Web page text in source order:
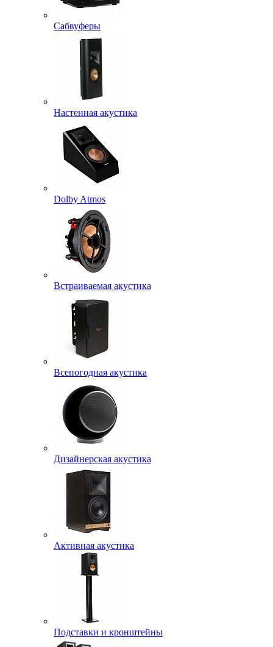
Сабвуферы
Настенная акустика
Dolby Atmos
Встраиваемая акустика
Всепогодная акустика
Дизайнерская акустика
Активная акустика
Подставки и кронштейны